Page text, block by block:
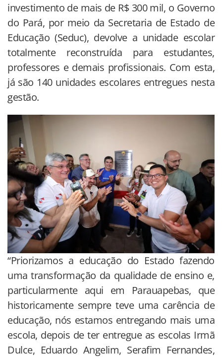
investimento de mais de R$ 300 mil, o Governo
do Pará, por meio da Secretaria de Estado de
Educação (Seduc), devolve a unidade escolar
totalmente reconstruída para estudantes,
professores e demais profissionais. Com esta,
já são 140 unidades escolares entregues nesta
gestão.
“Priorizamos a educação do Estado fazendo
uma transformação da qualidade de ensino e,
particularmente aqui em Parauapebas, que
historicamente sempre teve uma carência de
educação, nós estamos entregando mais uma
escola, depois de ter entregue as escolas Irmã
Dulce, Eduardo Angelim, Serafim Fernandes,